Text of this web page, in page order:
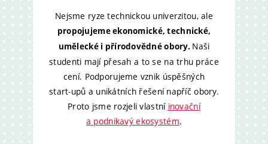
Nejsme ryze technickou univerzitou, ale
propojujeme ekonomické, technické,
umělecké i přírodovědné obory. Naši
studenti mají přesah a to se na trhu práce
cení. Podporujeme vznik úspěšných
start‑upů a unikátních řešení napříč obory.
Proto jsme rozjeli vlastní inovační
a podnikavý ekosystém.